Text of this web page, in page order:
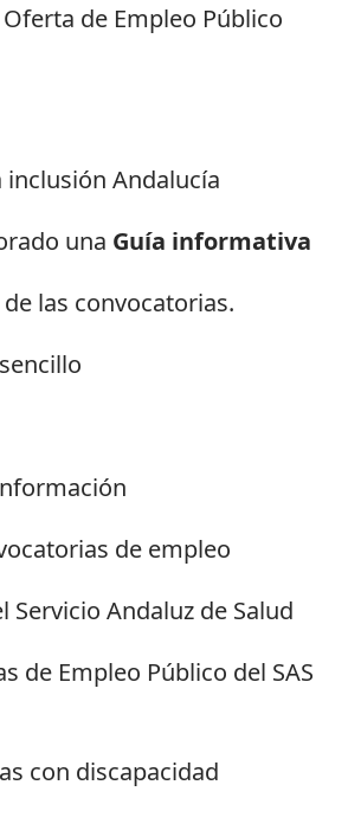
de Empleo Público
inclusión Andalucía
una Guía informativa
las convocatorias.
de empleo
Servicio Andaluz de Salud
de Empleo Público del SAS
con discapacidad